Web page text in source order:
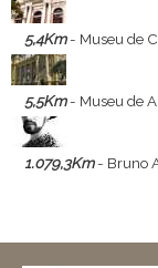
5,4Km- Museu de Comunicação
5,5Km- Museu de Arte do Rio
1.079,3Km- Bruno Almeida Maia , em entrevista